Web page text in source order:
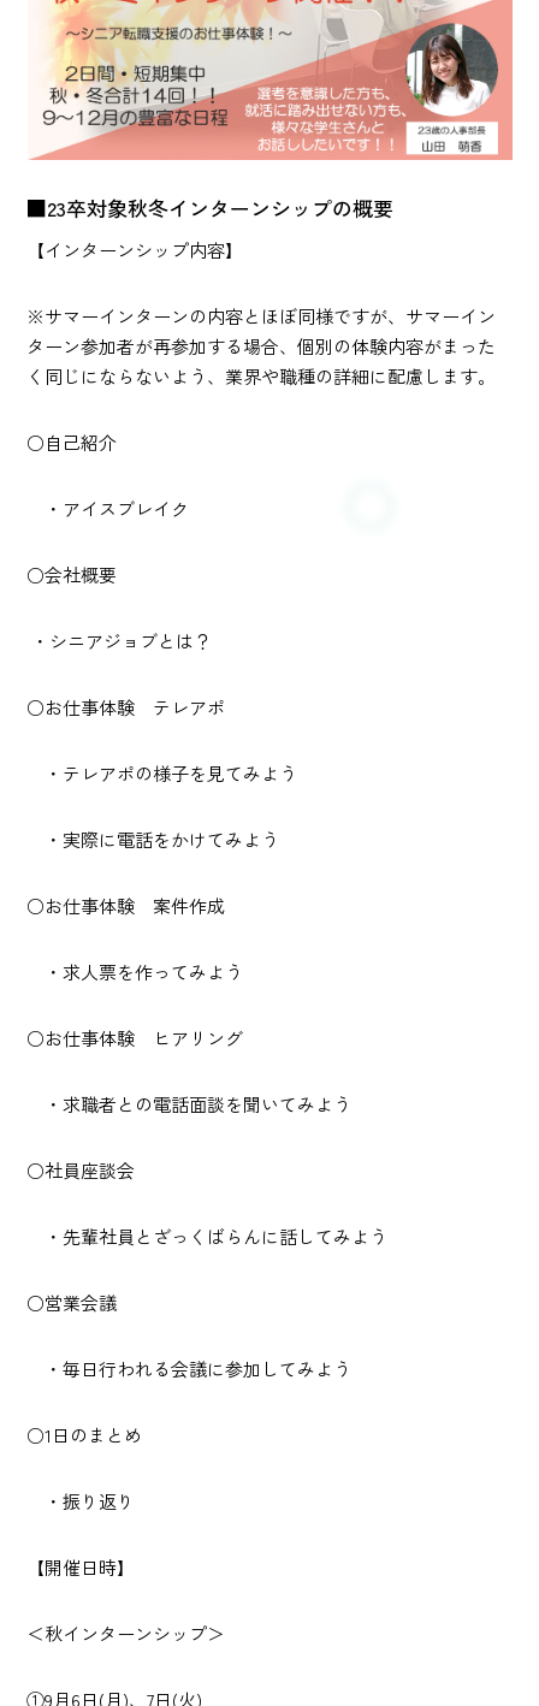
■23卒対象秋冬インターンシップの概要
【インターンシップ内容】
※サマーインターンの内容とほぼ同様ですが、サマーイン
ターン参加者が再参加する場合、個別の体験内容がまった
く同じにならないよう、業界や職種の詳細に配慮します。
○自己紹介
・アイスブレイク
○会社概要
・シニアジョブとは？
○お仕事体験 テレアポ
・テレアポの様子を見てみよう
・実際に電話をかけてみよう
○お仕事体験 案件作成
・求人票を作ってみよう
○お仕事体験 ヒアリング
・求職者との電話面談を聞いてみよう
○社員座談会
・先輩社員とざっくばらんに話してみよう
○営業会議
・毎日行われる会議に参加してみよう
○1日のまとめ
・振り返り
【開催日時】
＜秋インターンシップ＞
①9月6日(月)、7日(火)